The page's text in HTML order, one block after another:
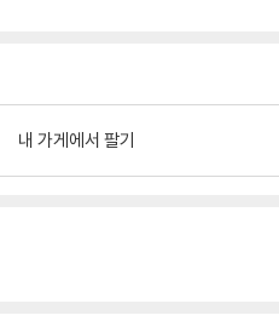
내 가게에서 팔기